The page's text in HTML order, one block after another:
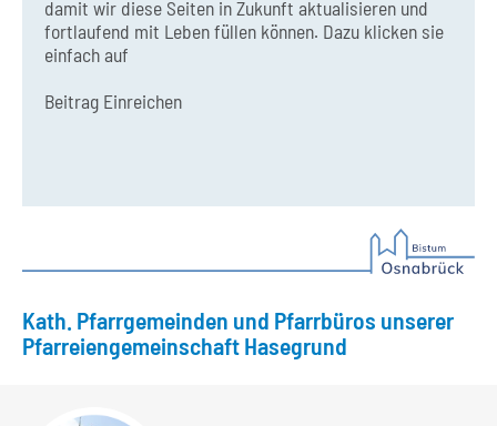
damit wir diese Seiten in Zukunft aktualisieren und
fortlaufend mit Leben füllen können. Dazu klicken sie
einfach auf
Beitrag Einreichen
Kath. Pfarrgemeinden und Pfarrbüros unserer
Pfarreiengemeinschaft Hasegrund